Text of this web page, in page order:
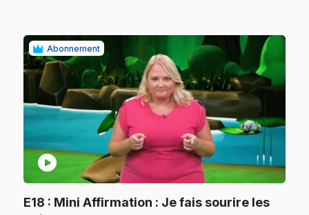
Abonnement
play_circle
E18 : Mini Affirmation : Je fais sourire les